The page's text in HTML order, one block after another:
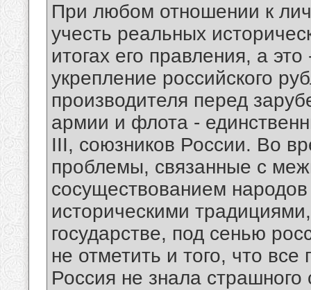
При любом отношении к
учесть реальных
итогах его правления, а
укрепление российского
производителя перед
армии и флота -
III, союзников России. Во
проблемы, связанные с
сосуществованием
историческими
государстве, под сенью
не отметить и того, что
Россия не знала страшного